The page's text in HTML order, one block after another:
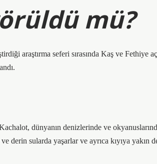
mü?
araştırma seferi sırasında Kaş ve Fethiye
dünyanın denizlerinde ve
derin sularda yaşarlar ve ayrıca kıyıya yakın